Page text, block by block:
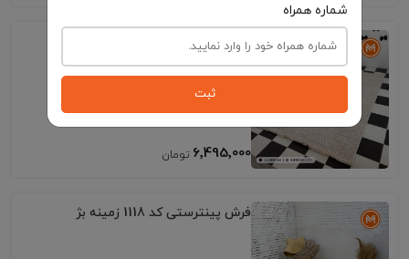
فرش پینترستی کد P09 زمینه کرم
6٬495٬000
فرش پینترستی کد 1118 زمینه بژ
شماره همراه
ثبت